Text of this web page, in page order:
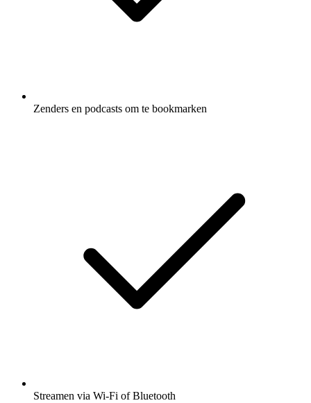
Zenders en podcasts om te bookmarken
Streamen via Wi-Fi of Bluetooth